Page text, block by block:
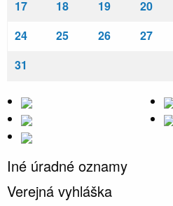
17
18 19 20
24
25 26 27
31
Iné úradné oznamy
Verejná vyhláška